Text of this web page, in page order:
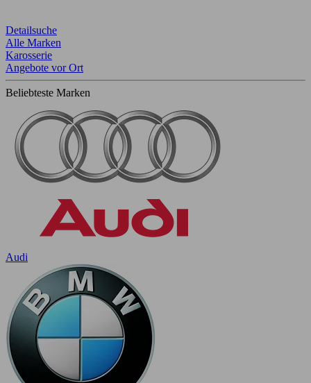
Detailsuche
Alle Marken
Karosserie
Angebote vor Ort
Beliebteste Marken
Audi